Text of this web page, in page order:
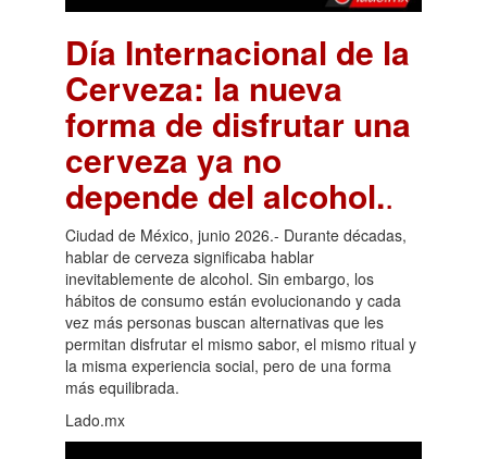
Día Internacional de la
Cerveza: la nueva
forma de disfrutar una
cerveza ya no
depende del alcohol..
Ciudad de México, junio 2026.- Durante décadas,
hablar de cerveza significaba hablar
inevitablemente de alcohol. Sin embargo, los
hábitos de consumo están evolucionando y cada
vez más personas buscan alternativas que les
permitan disfrutar el mismo sabor, el mismo ritual y
la misma experiencia social, pero de una forma
más equilibrada.
Lado.mx